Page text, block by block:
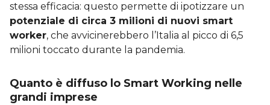
stessa efficacia: questo permette di ipotizzare un
potenziale di circa 3 milioni di nuovi smart
worker, che avvicinerebbero l’Italia al picco di 6,5
milioni toccato durante la pandemia.
Quanto è diffuso lo Smart Working nelle
grandi imprese